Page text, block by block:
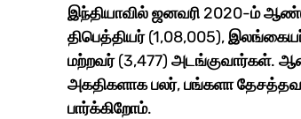
இந்தியாவில் ஜனவரி 2020-ம்
திபெத்தியர் (1,08,005),
மற்றவர் (3,477) அடங்குவார்கள்.
அகதிகளாக பலர், பங்களா
பார்க்கிறோம்.